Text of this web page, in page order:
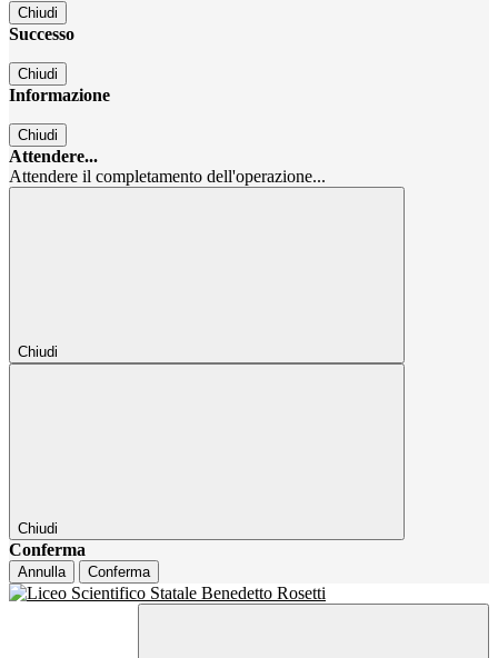
Chiudi
Successo
Chiudi
Informazione
Chiudi
Attendere...
Attendere il completamento dell'operazione...
Chiudi
Chiudi
Conferma
Annulla Conferma